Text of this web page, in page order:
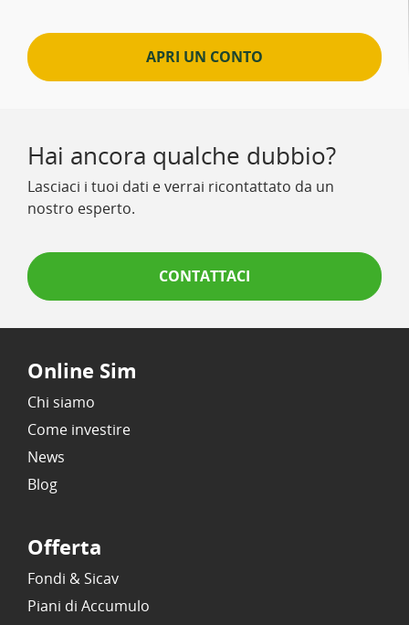
APRI UN CONTO
Hai ancora qualche dubbio?
Lasciaci i tuoi dati e verrai ricontattato da un
nostro esperto.
CONTATTACI
Online Sim
Chi siamo
Come investire
News
Blog
Offerta
Fondi & Sicav
Piani di Accumulo